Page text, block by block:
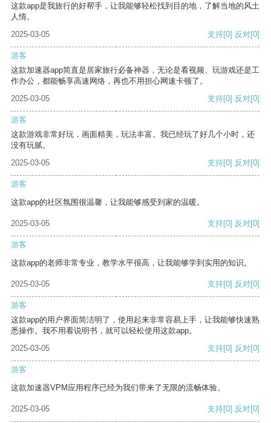
这款app是我旅行的好帮手，让我能够轻松找到目的地，了解当地的风土
人情。
2025-03-05
支持[0] 反对[0]
游客
这款加速器app简直是居家旅行必备神器，无论是看视频、玩游戏还是工
作办公，都能畅享高速网络，再也不用担心网速卡顿了。
2025-03-05
支持[0] 反对[0]
游客
这款游戏非常好玩，画面精美，玩法丰富。我已经玩了好几个小时，还
没有玩腻。
2025-03-05
支持[0] 反对[0]
游客
这款app的社区氛围很温馨，让我能够感受到家的温暖。
2025-03-05 支持[0] 反对[0]
游客
这款app的老师非常专业，教学水平很高，让我能够学到实用的知识。
2025-03-05 支持[0] 反对[0]
游客
这款app的用户界面简洁明了，使用起来非常容易上手，让我能够快速熟
悉操作。我不用看说明书，就可以轻松使用这款app。
2025-03-05
支持[0] 反对[0]
游客
这款加速器VPM应用程序已经为我们带来了无限的流畅体验。
2025-03-05 支持[0] 反对[0]